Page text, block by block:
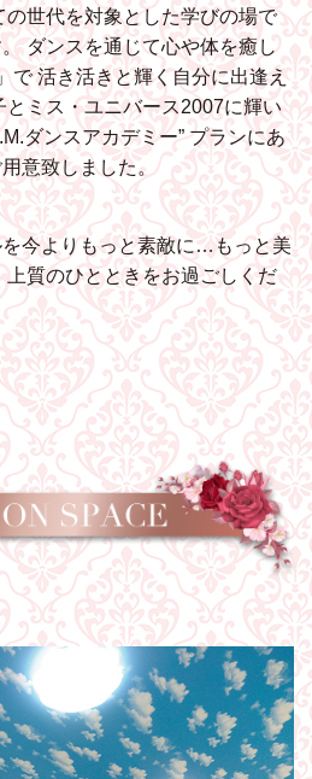
世代を対象とした学びの場で
ダンスを通じて心や体を癒し
で活き活きと輝く自分に出逢え
とミス・ユニバース2007に輝い
ダンスアカデミー”プランにあ
意致しました。
今よりもっと素敵に…もっと美
質のひとときをお過ごしくだ